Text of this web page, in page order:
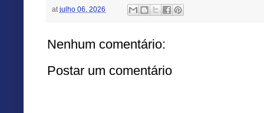
at julho 06, 2026
Nenhum comentário:
Postar um comentário